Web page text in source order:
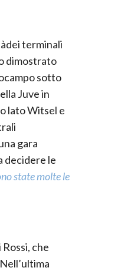
terminali
dimostrato
sotto
Juve in
lato Witsel e
gara
decidere le
state molte le
che